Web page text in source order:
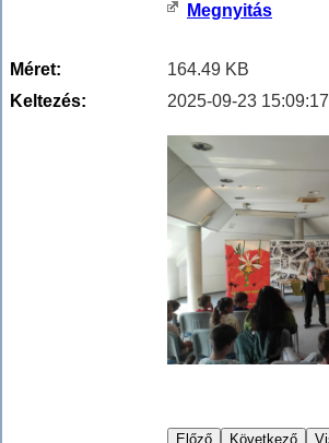
Megnyitás
Méret:
164.49 KB
Keltezés:
2025-09-23 15:09:17